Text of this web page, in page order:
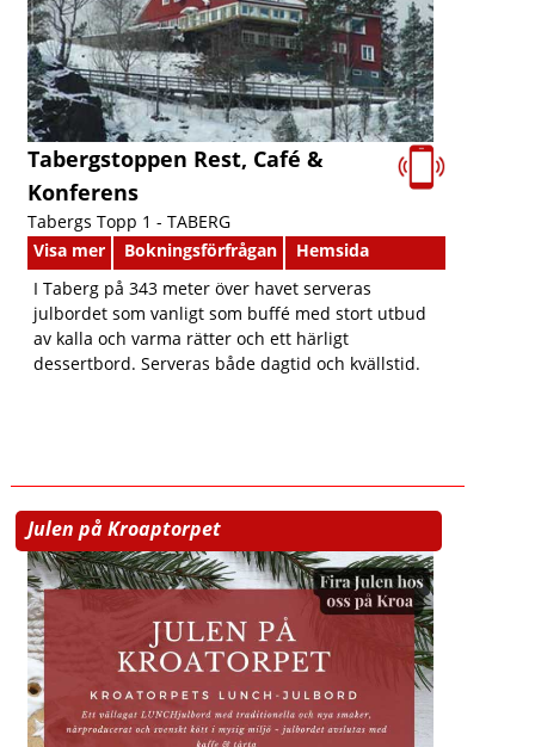
Tabergstoppen Rest, Café &
Konferens
Tabergs Topp 1 - TABERG
Visa mer
Bokningsförfrågan
Hemsida
I Taberg på 343 meter över havet serveras
julbordet som vanligt som buffé med stort utbud
av kalla och varma rätter och ett härligt
dessertbord. Serveras både dagtid och kvällstid.
Julen på Kroaptorpet